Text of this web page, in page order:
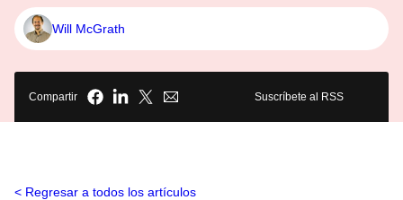
Will McGrath
Compartir Suscríbete al RSS
Regresar a todos los artículos